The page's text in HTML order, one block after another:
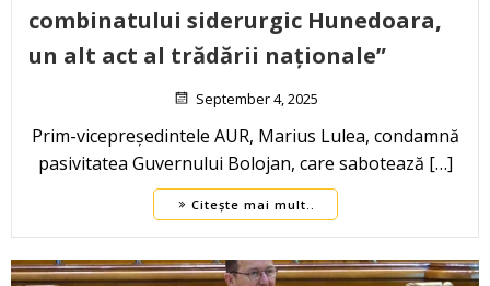
combinatului siderurgic Hunedoara,
un alt act al trădării naționale”
September 4, 2025
Prim-vicepreședintele AUR, Marius Lulea, condamnă
pasivitatea Guvernului Bolojan, care sabotează […]
Citește mai mult..